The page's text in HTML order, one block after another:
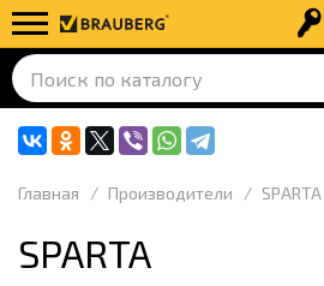
Главная Производители SPARTA
SPARTA